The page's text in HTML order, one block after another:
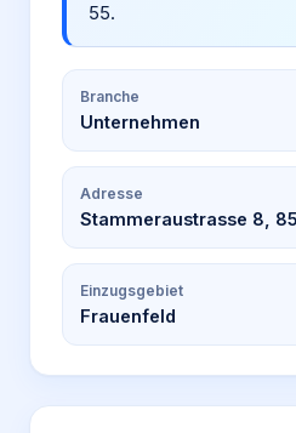
55.
Branche
Unternehmen
Adresse
Stammeraustrasse 8,
Einzugsgebiet
Frauenfeld